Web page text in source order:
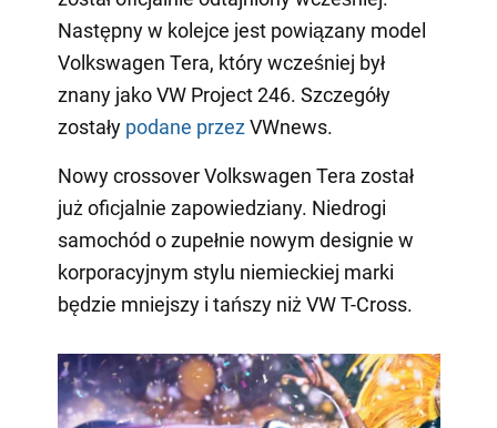
Następny w kolejce jest powiązany model
Volkswagen Tera, który wcześniej był
znany jako VW Project 246. Szczegóły
zostały podane przezVWnews.
Nowy crossover Volkswagen Tera został
już oficjalnie zapowiedziany. Niedrogi
samochód o zupełnie nowym designie w
korporacyjnym stylu niemieckiej marki
będzie mniejszy i tańszy niż VW T-Cross.